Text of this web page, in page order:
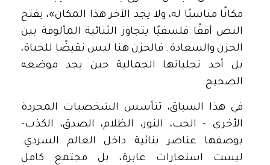
مكانًا مناسبًا له، ولا يجد الآخر هذا المكان»، يفتح
النص أفقًا فلسفيًا يتجاوز الثنائية المألوفة بين
الحزن والسعادة. فالحزن هنا ليس نقيضًا للحياة،
بل أحد تجلياتها الجمالية حين يجد موضعه
الصحيح.
في هذا السياق، تتأسس الشخصيات المجردة
الأخرى – الحب، النور، الظلام، الصدق، الكذب-
بوصفها عناصر بنائية داخل العالم السردي.
ليست استعارات عابرة، بل مجتمع كامل